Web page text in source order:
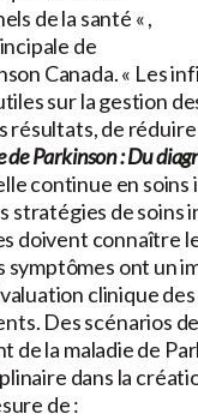
de la santé « ,
de
Canada. « Les
sur la gestion
résultats, de
de Parkinson : Du
continue en
de soins
doivent connaître
symptômes ont un
clinique
Des scénarios
de la maladie de
dans la
de :